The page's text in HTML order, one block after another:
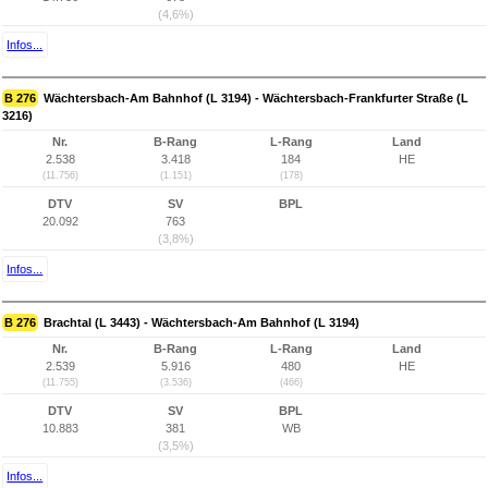
(4,6%)
Infos...
B 276 Wächtersbach-Am Bahnhof (L 3194) - Wächtersbach-Frankfurter Straße (L
3216)
Nr.
2.538
(11.756)
B-Rang
3.418
(1.151)
L-Rang
184
(178)
Land
HE
DTV
20.092
SV
763
(3,8%)
BPL
Infos...
B 276 Brachtal (L 3443) - Wächtersbach-Am Bahnhof (L 3194)
Nr.
2.539
(11.755)
B-Rang
5.916
(3.536)
L-Rang
480
(466)
Land
HE
DTV
10.883
SV
381
(3,5%)
BPL
WB
Infos...